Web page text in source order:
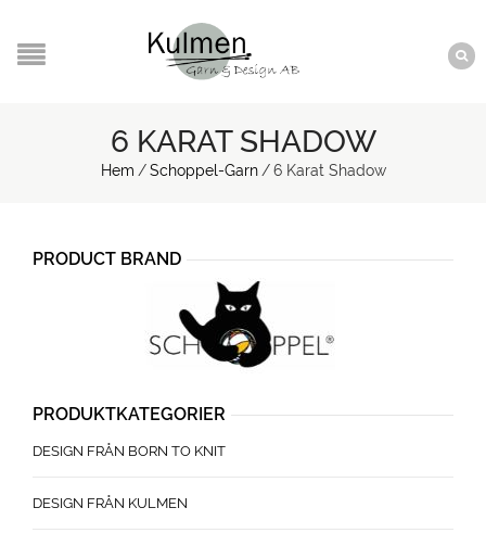
6 KARAT SHADOW
Hem / Schoppel-Garn / 6 Karat Shadow
PRODUCT BRAND
PRODUKTKATEGORIER
DESIGN FRÅN BORN TO KNIT
DESIGN FRÅN KULMEN